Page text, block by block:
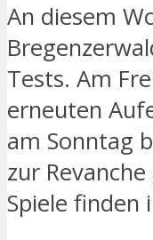
An diesem
Tests. Am
erneuten
am Sonntag
zur
Spiele